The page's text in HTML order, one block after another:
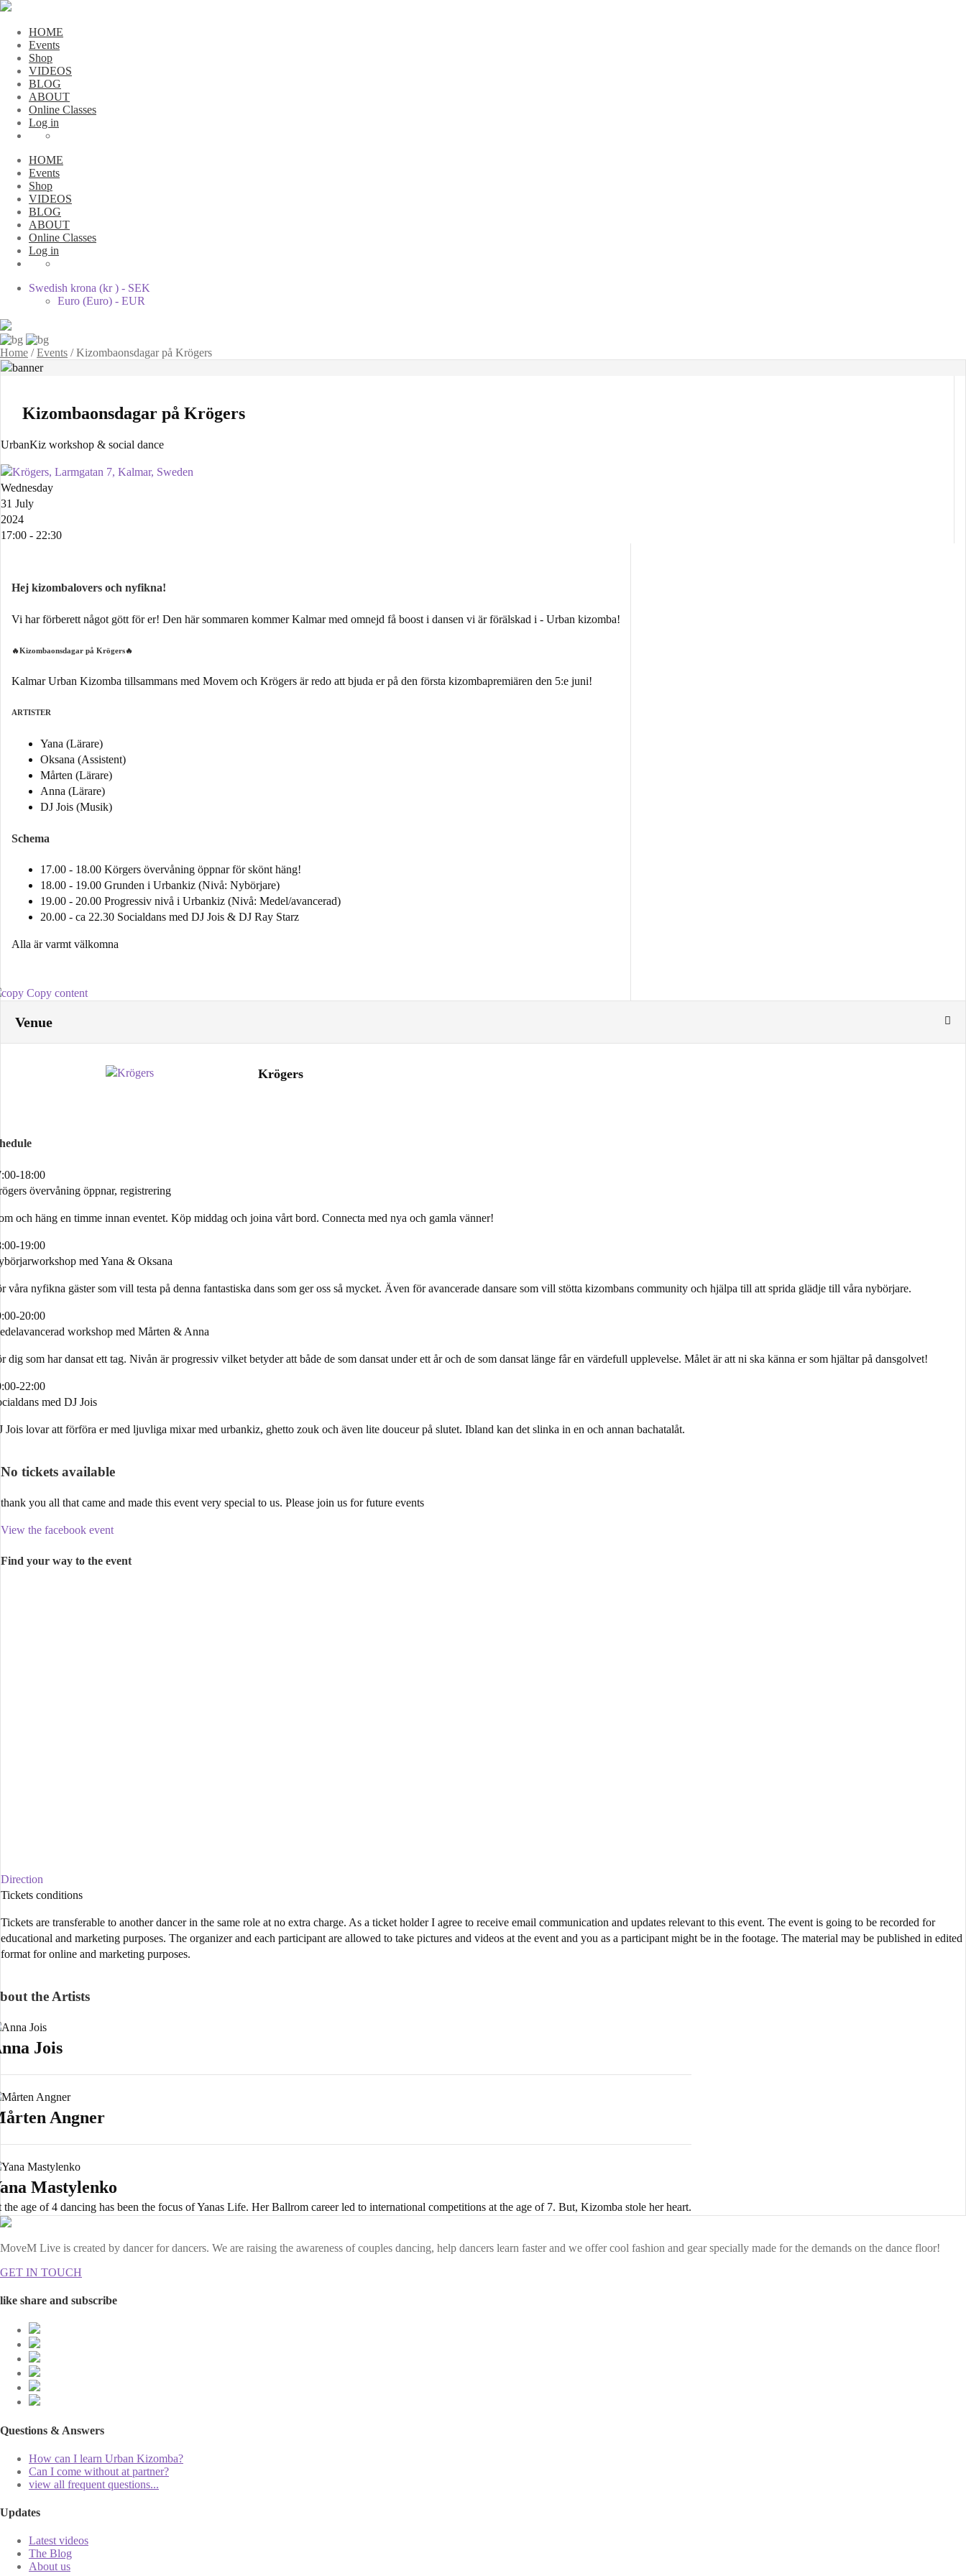
HOME
Events
Shop
VIDEOS
BLOG
ABOUT
Online Classes
Log in
HOME
Events
Shop
VIDEOS
BLOG
ABOUT
Online Classes
Log in
Swedish krona (kr ) - SEK
Euro (Euro) - EUR
Home /Events /Kizombaonsdagar på Krögers
Kizombaonsdagar på Krögers
UrbanKiz workshop & social dance
Krögers, Larmgatan 7, Kalmar, Sweden
Wednesday
31 July
2024
17:00 - 22:30
Hej kizombalovers och nyfikna!
Vi har förberett något gött för er! Den här sommaren kommer Kalmar med omnejd få boost i dansen vi är förälskad i - Urban kizomba!
🔥Kizombaonsdagar på Krögers🔥
Kalmar Urban Kizomba tillsammans med Movem och Krögers är redo att bjuda er på den första kizombapremiären den 5:e juni!
ARTISTER
Yana (Lärare)
Oksana (Assistent)
Mårten (Lärare)
Anna (Lärare)
DJ Jois (Musik)
Schema
17.00 - 18.00 Körgers övervåning öppnar för skönt häng!
18.00 - 19.00 Grunden i Urbankiz (Nivå: Nybörjare)
19.00 - 20.00 Progressiv nivå i Urbankiz (Nivå: Medel/avancerad)
20.00 - ca 22.30 Socialdans med DJ Jois & DJ Ray Starz
Alla är varmt välkomna
Copy content
Venue
Krögers
18:00
övervåning öppnar, registrering
och häng en timme innan eventet. Köp middag och joina vårt bord. Connecta med nya och gamla vänner!
19:00
med Yana & Oksana
våra nyfikna gäster som vill testa på denna fantastiska dans som ger oss så mycket. Även för avancerade dansare som vill stötta kizombans community och hjälpa till att sprida glädje till våra nybörjare.
20:00
workshop med Mårten & Anna
dig som har dansat ett tag. Nivån är progressiv vilket betyder att både de som dansat under ett år och de som dansat länge får en värdefull upplevelse. Målet är att ni ska känna er som hjältar på dansgolvet!
22:00
med DJ Jois
Jois lovar att förföra er med ljuvliga mixar med urbankiz, ghetto zouk och även lite douceur på slutet. Ibland kan det slinka in en och annan bachatalåt.
No tickets available
thank you all that came and made this event very special to us. Please join us for future events
View the facebook event
Find your way to the event
Direction
Tickets conditions
Tickets are transferable to another dancer in the same role at no extra charge. As a ticket holder I agree to receive email communication and updates relevant to this event. The event is going to be recorded for
educational and marketing purposes. The organizer and each participant are allowed to take pictures and videos at the event and you as a participant might be in the footage. The material may be published in edited
format for online and marketing purposes.
the Artists
Jois
Angner
Mastylenko
the age of 4 dancing has been the focus of Yanas Life. Her Ballrom career led to international competitions at the age of 7. But, Kizomba stole her heart.
MoveM Live is created by dancer for dancers. We are raising the awareness of couples dancing, help dancers learn faster and we offer cool fashion and gear specially made for the demands on the dance floor!
GET IN TOUCH
like share and subscribe
Questions & Answers
How can I learn Urban Kizomba?
Can I come without at partner?
view all frequent questions...
Updates
Latest videos
The Blog
About us